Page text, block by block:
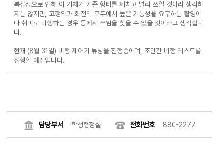
복잡성으로 인해 이 기체가 기존 형태를 제치고 널리 쓰일 것이라 생각하
지는 않지만, 고정익과 회전익 모두에서 높은 기동성을 요구하는 촬영이
나 취미로 비행하는 경우 등에서 쓰임을 찾을 수 있을 것이라고 생각합니
다.
현재 (8월 31일) 비행 제어기 튜닝을 진행중이며, 조만간 비행 테스트를
진행할 예정입니다.
담당부서 학생행정실 전화번호 880-2277